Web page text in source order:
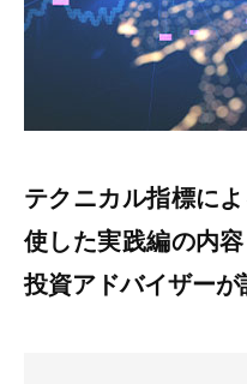
テクニカル指標に
使した実践編の内
投資アドバイザーが